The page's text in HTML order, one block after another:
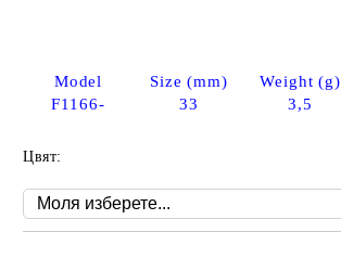
Model Size (mm) Weight (g)
F1166-
33 3,5
Цвят: